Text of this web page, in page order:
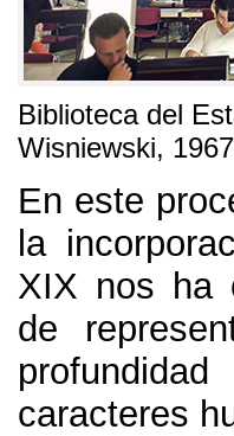
Biblioteca del
Wisniewski,
En este
la
XIX nos ha
de
caracteres